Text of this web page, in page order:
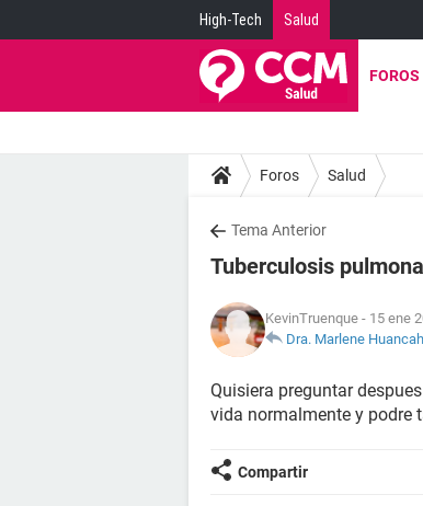
High-Tech Salud
FOROS
Foros Salud
Tema Anterior
Tuberculosis
KevinTruenque - 15 ene
Dra. Marlene
Quisiera preguntar
vida normalmente y podre
Compartir